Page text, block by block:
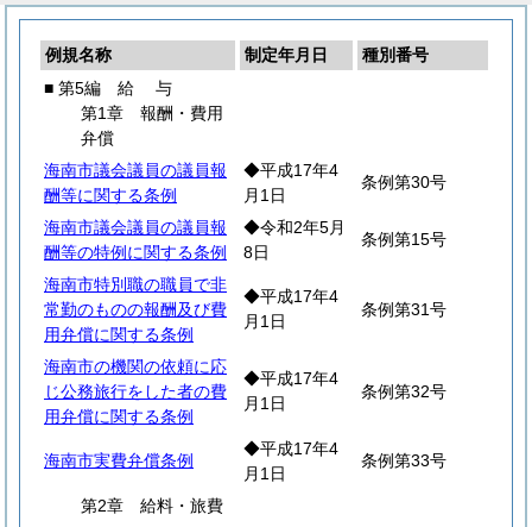
例規名称 制定年月日
種別番号
■ 第5編 給 与
第1章 報酬・費用
弁償
海南市議会議員の議員報
酬等に関する条例
◆平成17年4
月1日
条例第30号
海南市議会議員の議員報
酬等の特例に関する条例
◆令和2年5月
8日
条例第15号
海南市特別職の職員で非
常勤のものの報酬及び費
用弁償に関する条例
◆平成17年4
月1日
条例第31号
海南市の機関の依頼に応
じ公務旅行をした者の費
用弁償に関する条例
◆平成17年4
月1日
条例第32号
海南市実費弁償条例
◆平成17年4
月1日
条例第33号
第2章 給料・旅費